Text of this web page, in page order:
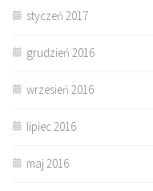
styczeń 2017
grudzień 2016
wrzesień 2016
lipiec 2016
maj 2016